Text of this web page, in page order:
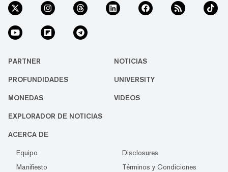
PARTNER NOTICIAS
PROFUNDIDADES UNIVERSITY
MONEDAS VIDEOS
EXPLORADOR DE NOTICIAS
ACERCA DE
Equipo
Disclosures
Manifiesto
Términos y Condiciones